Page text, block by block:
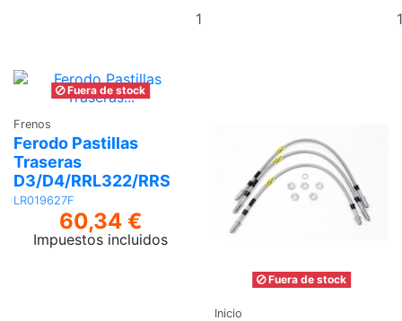
Fuera de stock
Frenos
Ferodo Pastillas
Traseras
D3/D4/RRL322/RRS
LR019627F
60,34 €
Impuestos incluidos
Fuera de stock
Inicio